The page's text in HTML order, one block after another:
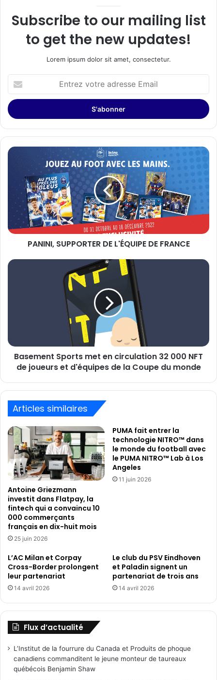
Subscribe to our mailing list
to get the new updates!
Lorem ipsum dolor sit amet, consectetur.
Entrez
votre
adresse
Email
PANINI,
SUPPORTER
L'ÉQUIPE
FRANCE
PANINI, SUPPORTER DE L'ÉQUIPE DE FRANCE
Basement
de
joueurs
de
Coupe
du
monde
Basement Sports met en circulation 32 000 NFT
de joueurs et d'équipes de la Coupe du monde
Articles similaires
Antoine Griezmann
investit dans Flatpay, la
fintech qui a convaincu 10
000 commerçants
français en dix-huit mois
25 juin 2026
PUMA fait entrer la
technologie NITRO™ dans
le monde du football avec
le PUMA NITRO™ Lab à Los
Angeles
11 juin 2026
L’AC Milan et Corpay
Cross-Border prolongent
leur partenariat
14 avril 2026
Le club du PSV Eindhoven
et Paladin signent un
partenariat de trois ans
14 avril 2026
Flux d’actualité
L’Institut de la fourrure du Canada et Produits de phoque
canadiens commanditent le jeune monteur de taureaux
québécois Benjamin Shaw